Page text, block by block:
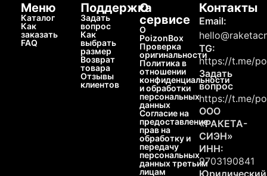
Меню
Каталог
Как
заказать
FAQ
Поддержка
Задать
вопрос
Как
выбрать
размер
Возврат
товара
Отзывы
клиентов
О
сервисе
О
PoizonBox
Проверка
оригинальности
Политика в
отношении
конфиденциальности
и обработки
персональных
данных
Согласие на
предоставление
прав на
обработку и
передачу
персональных
данных третьим
лицам
Контакты
Email:
TG:
https://t.me/
Задать
вопрос
https://t.me/
ООО
«РАКЕТА-
СИЭН»
ИНН:
9703190841